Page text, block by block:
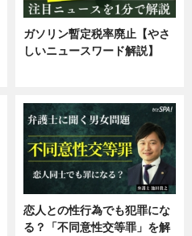
ガソリン暫定税率廃止【やさ
しいニュースワード解説】
恋人との性行為でも犯罪にな
る？「不同意性交等罪」を解